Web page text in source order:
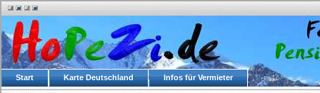
Start Karte Deutschland Infos für Vermieter